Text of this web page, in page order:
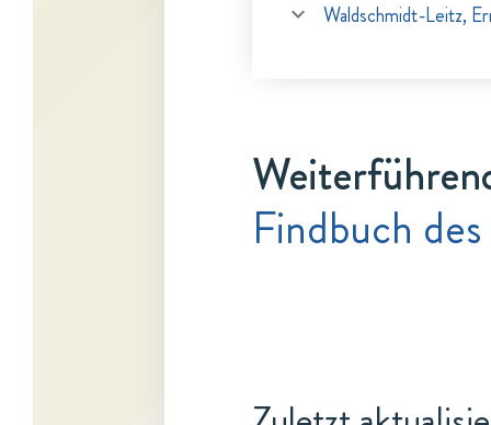
Waldschmidt-Leitz,
Findbuch